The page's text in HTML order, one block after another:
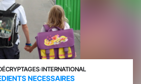
›INTERNATIONAL
NECESSAIRES